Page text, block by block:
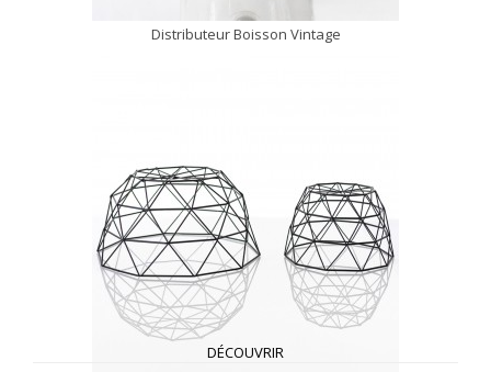
Distributeur Boisson Vintage
DÉCOUVRIR